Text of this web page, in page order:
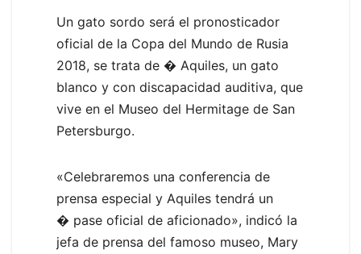
Un gato sordo será el pronosticador
oficial de la Copa del Mundo de Rusia
2018, se trata de � Aquiles, un gato
blanco y con discapacidad auditiva, que
vive en el Museo del Hermitage de San
Petersburgo.
«Celebraremos una conferencia de
prensa especial y Aquiles tendrá un
� pase oficial de aficionado», indicó la
jefa de prensa del famoso museo, Mary